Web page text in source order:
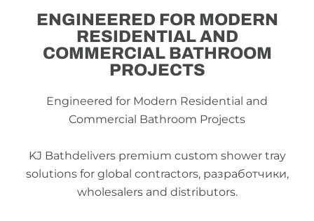
ENGINEERED FOR MODERN
RESIDENTIAL AND
COMMERCIAL BATHROOM
PROJECTS
Engineered for Modern Residential and
Commercial Bathroom Projects
KJ Bathdelivers premium custom shower tray
solutions for global contractors, разработчики,
wholesalers and distributors.